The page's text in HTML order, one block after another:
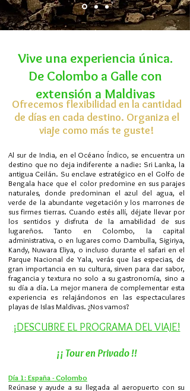
Vive una experiencia única.
De Colombo a Galle con
extensión a Maldivas
Ofrecemos flexibilidad en la cantidad
de días en cada destino. Organiza el
viaje como más te guste!
Al sur de India, en el Océano Índico, se encuentra un
destino que no deja indiferente a nadie: Sri Lanka, la
antigua Ceilán. Su enclave estratégico en el Golfo de
Bengala hace que el color predomine en sus parajes
naturales, donde predominan el azul del agua, el
verde de la abundante vegetación y los marrones de
sus firmes tierras. Cuando estés allí, déjate llevar por
los sentidos y disfruta de la amabilidad de sus
lugareños. Tanto en Colombo, la capital
administrativa, o en lugares como Dambulla, Sigiriya,
Kandy, Nuwara Eliya, o incluso durante el safari en el
Parque Nacional de Yala, verás que las especias, de
gran importancia en su cultura, sirven para dar sabor,
fragancia y textura no solo a su gastronomía, sino a
su día a día. La mejor manera de complementar esta
experiencia es relajándonos en las espectaculares
playas de Islas Maldivas. ¿Nos vamos?
¡DESCUBRE EL PROGRAMA DEL VIAJE!
¡¡ Tour en Privado !!
Día 1: España - Colombo
Reúnase y ayude a su llegada al aeropuerto con su